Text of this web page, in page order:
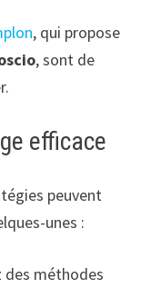
, qui propose
, sont de
efficace
peuvent
unes :
des méthodes